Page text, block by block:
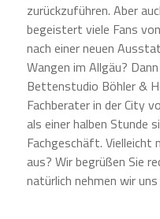
zurückzuführen. Aber
begeistert viele Fans
nach einer neuen
Wangen im Allgäu?
Bettenstudio Böhler &
Fachberater in der City
als einer halben Stunde
Fachgeschäft. Vielleicht
aus? Wir begrüßen Sie
natürlich nehmen wir